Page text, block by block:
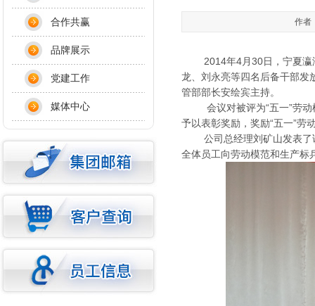
作
2014年4月30日，宁夏瀛海
龙、刘永亮等四名后备干部发
管部部长安绘宾主持。
会议对被评为“五一”劳动模
予以表彰奖励，奖励“五一”劳
公司总经理刘矿山发表了讲
全体员工向劳动模范和生产标
合作共赢
品牌展示
党建工作
媒体中心